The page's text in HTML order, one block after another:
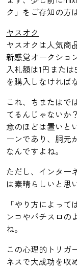
ク」をご存知の方
ヤスオク
ヤスオクは人気商
新感覚オークショ
入札額は1円また
を購入しなければ
これ、ちまたはで
てるんじゃないか
意のほどは置いと
ーンであり、胴元
なんですよね。
ただし、インター
は素晴らしいと思
「やり方によっ
ンコやパチスロの
ね。
この心理的トリガ
ネスで大成功を収